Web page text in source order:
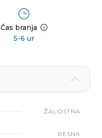
Čas branja
5-6 ur
ŽALOSTNA
RESNA